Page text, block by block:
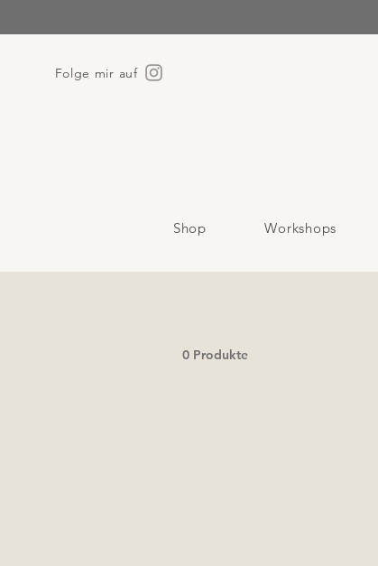
Folge mir auf
Shop Workshops
0 Produkte